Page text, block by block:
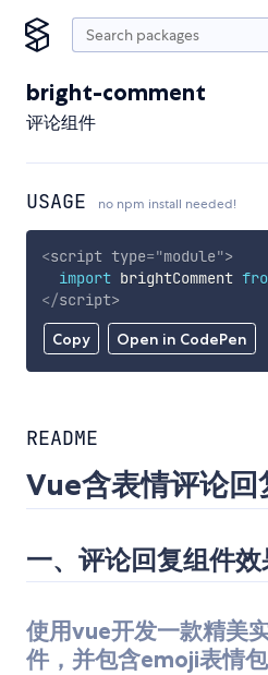
bright-comment
评论组件
USAGE no npm install needed!
Copy Open in CodePen
<script type="module">
import brightComment
</script>
README
Vue含表情评论回
一、评论回复组件效
使用vue开发一款精美
件，并包含emoji表情